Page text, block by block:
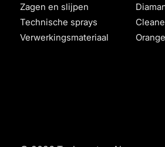
Zagen en slijpen
Technische sprays
Verwerkingsmateriaal